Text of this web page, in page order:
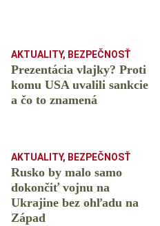
AKTUALITY, BEZPEČNOSŤ
Prezentácia vlajky? Proti
komu USA uvalili sankcie
a čo to znamená
AKTUALITY, BEZPEČNOSŤ
Rusko by malo samo
dokončiť vojnu na
Ukrajine bez ohľadu na
Západ